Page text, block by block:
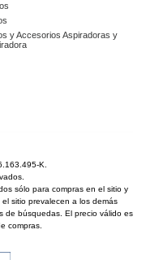
y Accesorios Aspiradoras y
K.
sólo para compras en el sitio y
sitio prevalecen a los demás
de búsquedas. El precio válido es
compras.